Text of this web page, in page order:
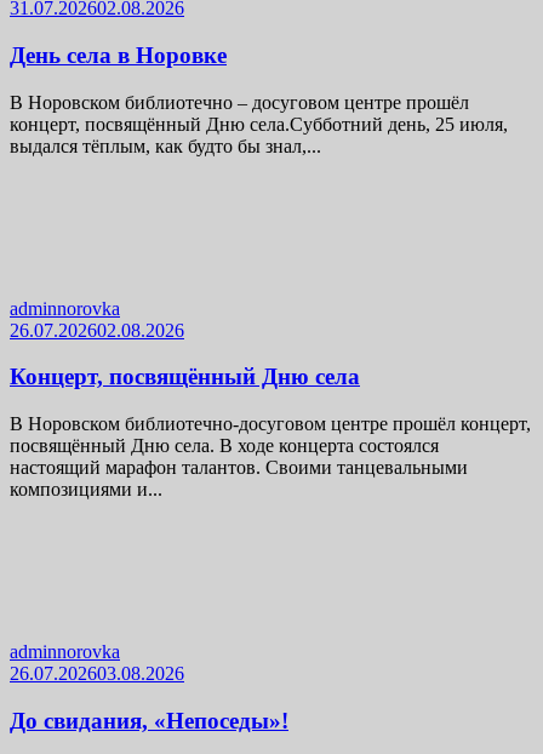
31.07.202602.08.2026
День села в Норовке
В Норовском библиотечно – досуговом центре прошёл
концерт, посвящённый Дню села.Субботний день, 25 июля,
выдался тёплым, как будто бы знал,...
adminnorovka
26.07.202602.08.2026
Концерт, посвящённый Дню села
В Норовском библиотечно-досуговом центре прошёл концерт,
посвящённый Дню села. В ходе концерта состоялся
настоящий марафон талантов. Своими танцевальными
композициями и...
adminnorovka
26.07.202603.08.2026
До свидания, «Непоседы»!